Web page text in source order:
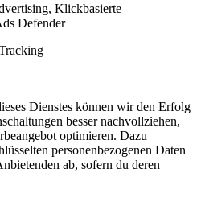
Klickbasierte
Defender
Dienstes können wir den Erfolg
besser nachvollziehen,
optimieren. Dazu
personenbezogenen Daten
ab, sofern du deren